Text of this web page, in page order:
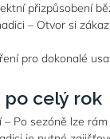
přizpůsobení
– Otvor si
pro dokonalé
celý rok
Po sezóně lze